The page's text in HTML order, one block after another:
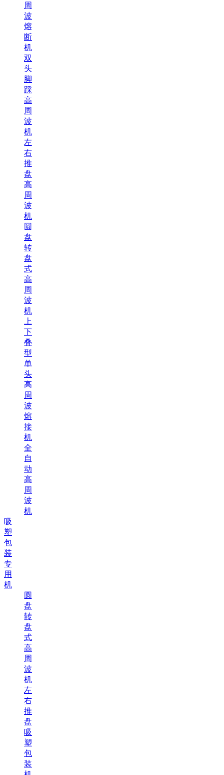
周
波
熔
断
机
双
头
脚
踩
高
周
波
机
左
右
推
盘
高
周
波
机
圆
盘
转
盘
式
高
周
波
机
上
下
叠
型
单
头
高
周
波
熔
接
机
全
自
动
高
周
波
机
吸
塑
包
装
专
用
机
圆
盘
转
盘
式
高
周
波
机
左
右
推
盘
吸
塑
包
装